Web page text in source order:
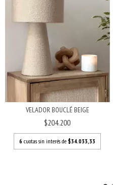
VELADOR BOUCLÉ BEIGE
$204.200
6 cuotas sin interés de$34.033,33